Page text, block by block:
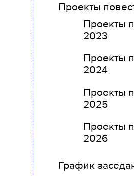
Проекты
Проекты
2023
Проекты
2024
Проекты
2025
Проекты
2026
График